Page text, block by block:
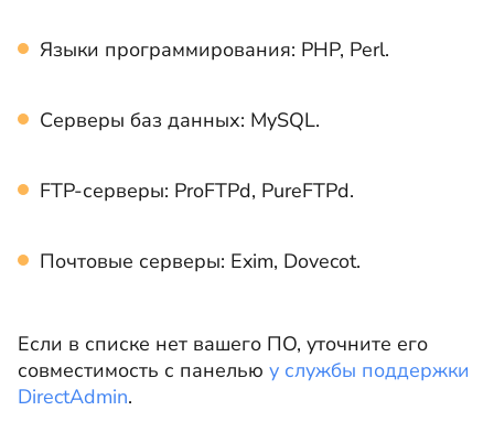
Языки программирования: PHP, Perl.
Серверы баз данных: MySQL.
FTP-серверы: ProFTPd, PureFTPd.
Почтовые серверы: Exim, Dovecot.
Если в списке нет вашего ПО, уточните его
совместимость с панелью у службы поддержки
DirectAdmin.